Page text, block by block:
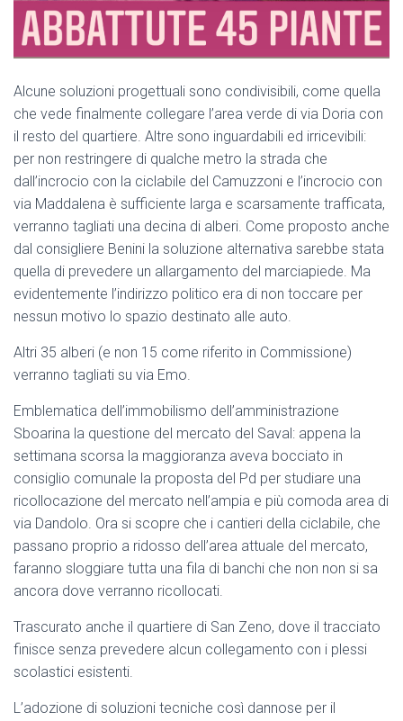
Alcune soluzioni progettuali sono condivisibili, come quella
che vede finalmente collegare l’area verde di via Doria con
il resto del quartiere. Altre sono inguardabili ed irricevibili:
per non restringere di qualche metro la strada che
dall’incrocio con la ciclabile del Camuzzoni e l’incrocio con
via Maddalena è sufficiente larga e scarsamente trafficata,
verranno tagliati una decina di alberi. Come proposto anche
dal consigliere Benini la soluzione alternativa sarebbe stata
quella di prevedere un allargamento del marciapiede. Ma
evidentemente l’indirizzo politico era di non toccare per
nessun motivo lo spazio destinato alle auto.
Altri 35 alberi (e non 15 come riferito in Commissione)
verranno tagliati su via Emo.
Emblematica dell’immobilismo dell’amministrazione
Sboarina la questione del mercato del Saval: appena la
settimana scorsa la maggioranza aveva bocciato in
consiglio comunale la proposta del Pd per studiare una
ricollocazione del mercato nell’ampia e più comoda area di
via Dandolo. Ora si scopre che i cantieri della ciclabile, che
passano proprio a ridosso dell’area attuale del mercato,
faranno sloggiare tutta una fila di banchi che non non si sa
ancora dove verranno ricollocati.
Trascurato anche il quartiere di San Zeno, dove il tracciato
finisce senza prevedere alcun collegamento con i plessi
scolastici esistenti.
L’adozione di soluzioni tecniche così dannose per il